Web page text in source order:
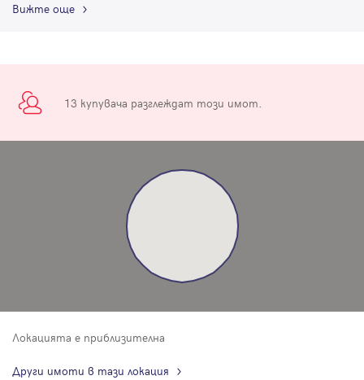
Вижте още
13 купувача разглеждат този имот.
Локацията е приблизителна
Други имоти в тази локация